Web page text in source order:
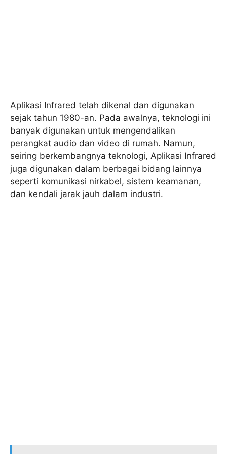
Aplikasi Infrared telah dikenal dan digunakan
sejak tahun 1980-an. Pada awalnya, teknologi ini
banyak digunakan untuk mengendalikan
perangkat audio dan video di rumah. Namun,
seiring berkembangnya teknologi, Aplikasi Infrared
juga digunakan dalam berbagai bidang lainnya
seperti komunikasi nirkabel, sistem keamanan,
dan kendali jarak jauh dalam industri.